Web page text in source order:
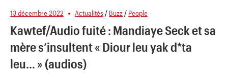
13 décembre 2022 Actualités / Buzz / People
Kawtef/Audio fuité : Mandiaye Seck et sa
mère s’insultent « Diour leu yak d*ta
leu… » (audios)